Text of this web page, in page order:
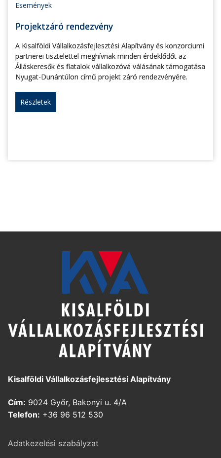
Események
Projektzáró rendezvény
A Kisalföldi Vállalkozásfejlesztési Alapítvány és konzorciumi
partnerei tisztelettel meghívnak minden érdeklődőt az
Álláskeresők és fiatalok vállalkozóvá válásának támogatása
Nyugat-Dunántúlon című projekt záró rendezvényére.
Részletek
Kisalföldi Vállalkozásfejlesztési Alapítvány
Cím: 9024 Győr, Bakonyi u. 4/A
Telefon: +36 96 512 530
Adatkezelési szabályzat